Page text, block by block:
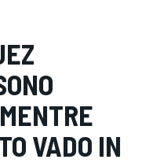
VADO IN